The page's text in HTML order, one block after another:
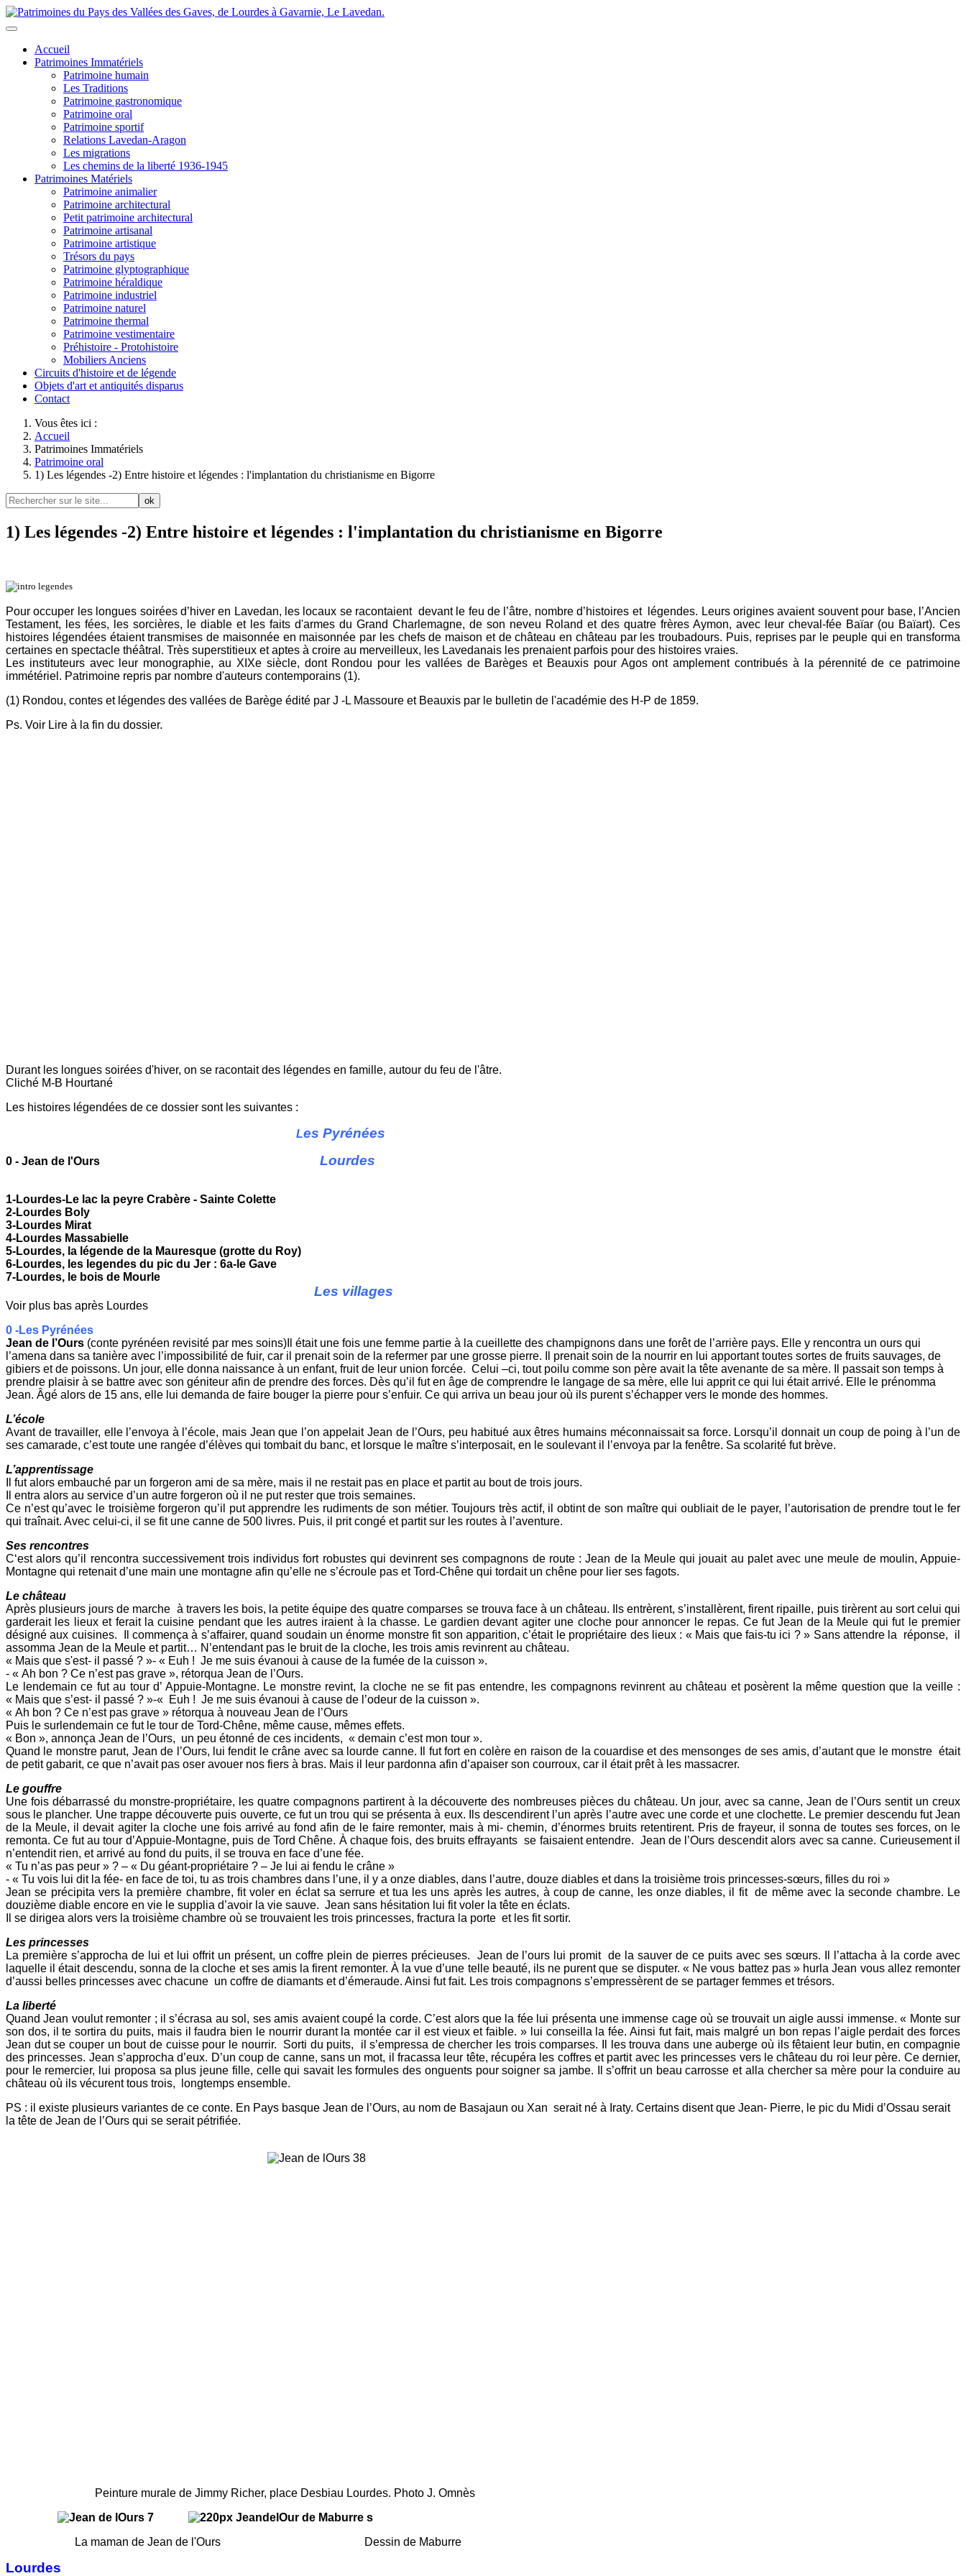
Accueil
Patrimoines Immatériels
Patrimoine humain
Les Traditions
Patrimoine gastronomique
Patrimoine oral
Patrimoine sportif
Relations Lavedan-Aragon
Les migrations
Les chemins de la liberté 1936-1945
Patrimoines Matériels
Patrimoine animalier
Patrimoine architectural
Petit patrimoine architectural
Patrimoine artisanal
Patrimoine artistique
Trésors du pays
Patrimoine glyptographique
Patrimoine héraldique
Patrimoine industriel
Patrimoine naturel
Patrimoine thermal
Patrimoine vestimentaire
Préhistoire - Protohistoire
Mobiliers Anciens
Circuits d'histoire et de légende
Objets d'art et antiquités disparus
Contact
Vous êtes ici :
Accueil
Patrimoines Immatériels
Patrimoine oral
1) Les légendes -2) Entre histoire et légendes : l'implantation du christianisme en Bigorre
ok
1) Les légendes -2) Entre histoire et légendes : l'implantation du christianisme en Bigorre
Pour occuper les longues soirées d’hiver en Lavedan, les locaux se racontaient devant le feu de l’âtre, nombre d’histoires et légendes. Leurs origines avaient souvent pour base, l’Ancien
Testament, les fées, les sorcières, le diable et les faits d'armes du Grand Charlemagne, de son neveu Roland et des quatre frères Aymon, avec leur cheval-fée Baïar (ou Baïart). Ces
histoires légendées étaient transmises de maisonnée en maisonnée par les chefs de maison et de château en château par les troubadours. Puis, reprises par le peuple qui en transforma
certaines en spectacle théâtral. Très superstitieux et aptes à croire au merveilleux, les Lavedanais les prenaient parfois pour des histoires vraies.
Les instituteurs avec leur monographie, au XIXe siècle, dont Rondou pour les vallées de Barèges et Beauxis pour Agos ont amplement contribués à la pérennité de ce patrimoine
immétériel. Patrimoine repris par nombre d'auteurs contemporains (1).
(1) Rondou, contes et légendes des vallées de Barège édité par J -L Massoure et Beauxis par le bulletin de l'académie des H-P de 1859.
Ps. Voir Lire à la fin du dossier.
Durant les longues soirées d'hiver, on se racontait des légendes en famille, autour du feu de l'âtre.
C liché M-B Hourtané
Les histoires légendées de ce dossier sont les suivantes :
Les Pyrénées
0 - Jean de l'Ours Lourdes
1-Lourdes-Le lac la peyre Crabère - Sainte Colette
2-Lourdes Boly
3-Lourdes Mirat
4-Lourdes Massabielle
5-Lourdes, la légende de la Mauresque (grotte du Roy)
6-Lourdes, les legendes du pic du Jer : 6a-le Gave
7-Lourdes, le bois de Mourle
Les villages
Voir plus bas après Lourdes
0 -Les Pyrénées
Jean de l’Ours (conte pyrénéen revisité par mes soins)Il était une fois une femme partie à la cueillette des champignons dans une forêt de l’arrière pays. Elle y rencontra un ours qui
l’amena dans sa tanière avec l’impossibilité de fuir, car il prenait soin de la refermer par une grosse pierre. Il prenait soin de la nourrir en lui apportant toutes sortes de fruits sauvages, de
gibiers et de poissons. Un jour, elle donna naissance à un enfant, fruit de leur union forcée. Celui –ci, tout poilu comme son père avait la tête avenante de sa mère. Il passait son temps à
prendre plaisir à se battre avec son géniteur afin de prendre des forces. Dès qu’il fut en âge de comprendre le langage de sa mère, elle lui apprit ce qui lui était arrivé. Elle le prénomma
Jean. Âgé alors de 15 ans, elle lui demanda de faire bouger la pierre pour s’enfuir. Ce qui arriva un beau jour où ils purent s’échapper vers le monde des hommes.
L’école
Avant de travailler, elle l’envoya à l’école, mais Jean que l’on appelait Jean de l’Ours, peu habitué aux êtres humains méconnaissait sa force. Lorsqu’il donnait un coup de poing à l’un de
ses camarade, c’est toute une rangée d’élèves qui tombait du banc, et lorsque le maître s’interposait, en le soulevant il l’envoya par la fenêtre. Sa scolarité fut brève.
L’apprentissage
Il fut alors embauché par un forgeron ami de sa mère, mais il ne restait pas en place et partit au bout de trois jours.
Il entra alors au service d’un autre forgeron où il ne put rester que trois semaines.
Ce n’est qu’avec le troisième forgeron qu’il put apprendre les rudiments de son métier. Toujours très actif, il obtint de son maître qui oubliait de le payer, l’autorisation de prendre tout le fer
qui traînait. Avec celui-ci, il se fit une canne de 500 livres. Puis, il prit congé et partit sur les routes à l’aventure.
Ses rencontres
C‘est alors qu’il rencontra successivement trois individus fort robustes qui devinrent ses compagnons de route : Jean de la Meule qui jouait au palet avec une meule de moulin, Appuie-
Montagne qui retenait d’une main une montagne afin qu’elle ne s’écroule pas et Tord-Chêne qui tordait un chêne pour lier ses fagots.
Le château
Après plusieurs jours de marche à travers les bois, la petite équipe des quatre comparses se trouva face à un château. Ils entrèrent, s’installèrent, firent ripaille, puis tirèrent au sort celui qui
garderait les lieux et ferait la cuisine pendant que les autres iraient à la chasse. Le gardien devant agiter une cloche pour annoncer le repas. Ce fut Jean de la Meule qui fut le premier
désigné aux cuisines. Il commença à s’affairer, quand soudain un énorme monstre fit son apparition, c’était le propriétaire des lieux : « Mais que fais-tu ici ? » Sans attendre la réponse, il
assomma Jean de la Meule et partit… N’entendant pas le bruit de la cloche, les trois amis revinrent au château.
« Mais que s'est- il passé ? »- « Euh ! Je me suis évanoui à cause de la fumée de la cuisson ».
- « Ah bon ? Ce n’est pas grave », rétorqua Jean de l’Ours.
Le lendemain ce fut au tour d’ Appuie-Montagne. Le monstre revint, la cloche ne se fit pas entendre, les compagnons revinrent au château et posèrent la même question que la veille :
« Mais que s’est- il passé ? »-« Euh ! Je me suis évanoui à cause de l’odeur de la cuisson ».
« Ah bon ? Ce n’est pas grave » rétorqua à nouveau Jean de l’Ours
Puis le surlendemain ce fut le tour de Tord-Chêne, même cause, mêmes effets.
« Bon », annonça Jean de l’Ours, un peu étonné de ces incidents, « demain c’est mon tour ».
Quand le monstre parut, Jean de l’Ours, lui fendit le crâne avec sa lourde canne. Il fut fort en colère en raison de la couardise et des mensonges de ses amis, d’autant que le monstre était
de petit gabarit, ce que n’avait pas oser avouer nos fiers à bras. Mais il leur pardonna afin d’apaiser son courroux, car il était prêt à les massacrer.
Le gouffre
Une fois débarrassé du monstre-propriétaire, les quatre compagnons partirent à la découverte des nombreuses pièces du château. Un jour, avec sa canne, Jean de l’Ours sentit un creux
sous le plancher. Une trappe découverte puis ouverte, ce fut un trou qui se présenta à eux. Ils descendirent l’un après l’autre avec une corde et une clochette. Le premier descendu fut Jean
de la Meule, il devait agiter la cloche une fois arrivé au fond afin de le faire remonter, mais à mi- chemin, d’énormes bruits retentirent. Pris de frayeur, il sonna de toutes ses forces, on le
remonta. Ce fut au tour d’Appuie-Montagne, puis de Tord Chêne. À chaque fois, des bruits effrayants se faisaient entendre. Jean de l’Ours descendit alors avec sa canne. Curieusement il
n’entendit rien, et arrivé au fond du puits, il se trouva en face d’une fée.
« Tu n’as pas peur » ? – « Du géant-propriétaire ? – Je lui ai fendu le crâne »
- « Tu vois lui dit la fée- en face de toi, tu as trois chambres dans l’une, il y a onze diables, dans l’autre, douze diables et dans la troisième trois princesses-sœurs, filles du roi »
Jean se précipita vers la première chambre, fit voler en éclat sa serrure et tua les uns après les autres, à coup de canne, les onze diables, il fit de même avec la seconde chambre. Le
douzième diable encore en vie le supplia d’avoir la vie sauve. Jean sans hésitation lui fit voler la tête en éclats.
Il se dirigea alors vers la troisième chambre où se trouvaient les trois princesses, fractura la porte et les fit sortir.
Les princesses
La première s’approcha de lui et lui offrit un présent, un coffre plein de pierres précieuses. Jean de l’ours lui promit de la sauver de ce puits avec ses sœurs. Il l’attacha à la corde avec
laquelle il était descendu, sonna de la cloche et ses amis la firent remonter. À la vue d’une telle beauté, ils ne purent que se disputer. « Ne vous battez pas » hurla Jean vous allez remonter
d’aussi belles princesses avec chacune un coffre de diamants et d’émeraude. Ainsi fut fait. Les trois compagnons s’empressèrent de se partager femmes et trésors.
La liberté
Quand Jean voulut remonter ; il s’écrasa au sol, ses amis avaient coupé la corde. C’est alors que la fée lui présenta une immense cage où se trouvait un aigle aussi immense. « Monte sur
son dos, il te sortira du puits, mais il faudra bien le nourrir durant la montée car il est vieux et faible. » lui conseilla la fée. Ainsi fut fait, mais malgré un bon repas l’aigle perdait des forces
Jean dut se couper un bout de cuisse pour le nourrir. Sorti du puits, il s’empressa de chercher les trois comparses. Il les trouva dans une auberge où ils fêtaient leur butin, en compagnie
des princesses. Jean s’approcha d’eux. D’un coup de canne, sans un mot, il fracassa leur tête, récupéra les coffres et partit avec les princesses vers le château du roi leur père. Ce dernier,
pour le remercier, lui proposa sa plus jeune fille, celle qui savait les formules des onguents pour soigner sa jambe. Il s’offrit un beau carrosse et alla chercher sa mère pour la conduire au
château où ils vécurent tous trois, longtemps ensemble.
PS : il existe plusieurs variantes de ce conte. En Pays basque Jean de l’Ours, au nom de Basajaun ou Xan serait né à Iraty. Certains disent que Jean- Pierre, le pic du Midi d’Ossau serait
la tête de Jean de l’Ours qui se serait pétrifiée.
Peinture murale de Jimmy Richer, place Desbiau Lourdes. Photo J. Omnès
La maman de Jean de l'Ours Dessin de Maburre
Lourdes